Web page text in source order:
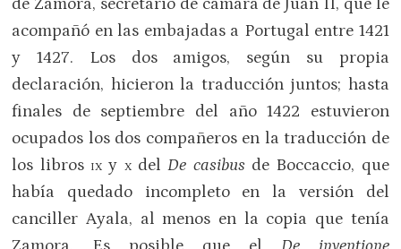
acompañó en las embajadas a Portugal entre 1421
y 1427. Los dos amigos, según su propia
declaración, hicieron la traducción juntos; hasta
finales de septiembre del año 1422 estuvieron
ocupados los dos compañeros en la traducción de
los libros ix y xdelDe casibus de Boccaccio, que
había quedado incompleto en la versión del
canciller Ayala, al menos en la copia que tenía